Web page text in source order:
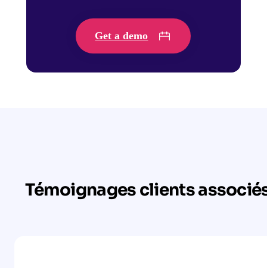
Get a demo
Témoignages clients